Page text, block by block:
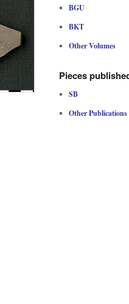
BGU
BKT
Other Volumes
Pieces
SB
Other Publications